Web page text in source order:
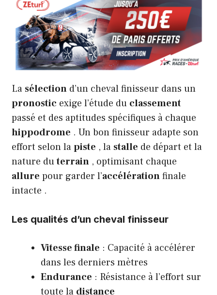
La sélection d’un cheval finisseur dans un
pronostic exige l’étude du classement
passé et des aptitudes spécifiques à chaque
hippodrome . Un bon finisseur adapte son
effort selon lapiste , la stalle de départ et la
nature duterrain , optimisant chaque
allure pour garder l’accélérationfinale
intacte .
Les qualités d’un cheval finisseur
Vitesse finale : Capacité à accélérer
dans les derniers mètres
Endurance : Résistance à l’effort sur
toute la distance